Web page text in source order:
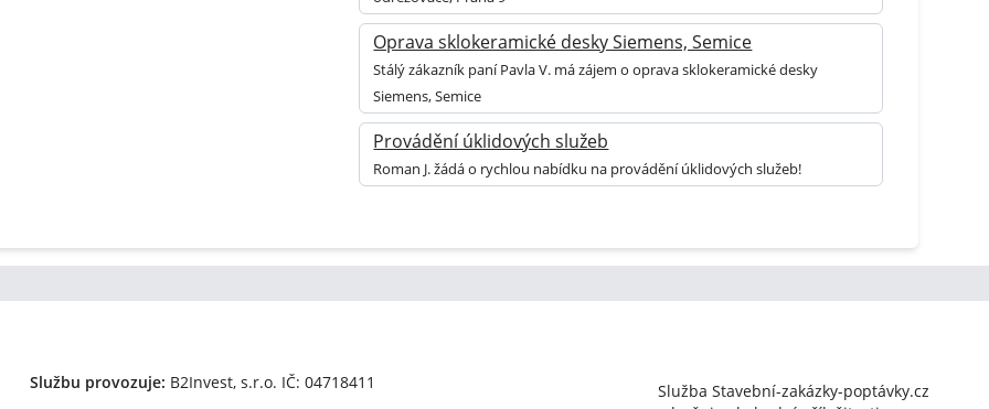
Oprava sklokeramické desky Siemens, Semice
Stálý zákazník paní Pavla V. má zájem o oprava sklokeramické desky
Siemens, Semice
Provádění úklidových služeb
Roman J. žádá o rychlou nabídku na provádění úklidových služeb!
Službu provozuje: B2Invest, s.r.o. IČ: 04718411
Služba Stavební-zakázky-poptávky.cz